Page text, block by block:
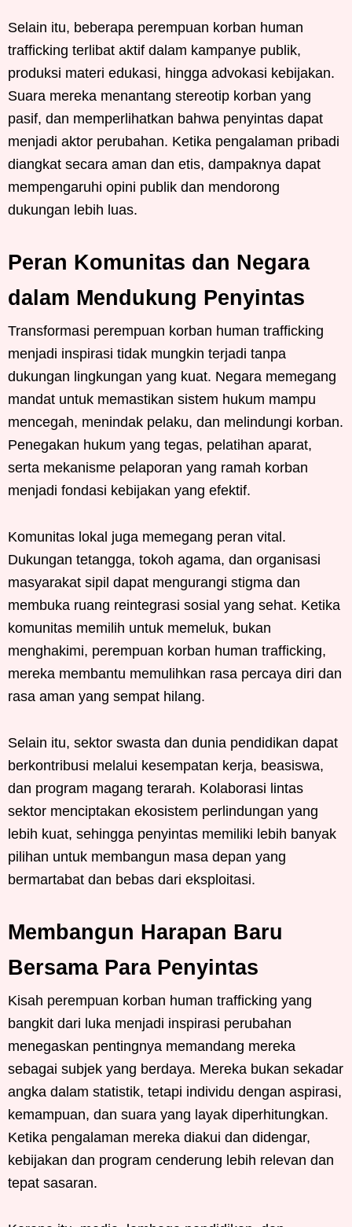
Selain itu, beberapa perempuan korban human
trafficking terlibat aktif dalam kampanye publik,
produksi materi edukasi, hingga advokasi kebijakan.
Suara mereka menantang stereotip korban yang
pasif, dan memperlihatkan bahwa penyintas dapat
menjadi aktor perubahan. Ketika pengalaman pribadi
diangkat secara aman dan etis, dampaknya dapat
mempengaruhi opini publik dan mendorong
dukungan lebih luas.
Peran Komunitas dan Negara
dalam Mendukung Penyintas
Transformasi perempuan korban human trafficking
menjadi inspirasi tidak mungkin terjadi tanpa
dukungan lingkungan yang kuat. Negara memegang
mandat untuk memastikan sistem hukum mampu
mencegah, menindak pelaku, dan melindungi korban.
Penegakan hukum yang tegas, pelatihan aparat,
serta mekanisme pelaporan yang ramah korban
menjadi fondasi kebijakan yang efektif.
Komunitas lokal juga memegang peran vital.
Dukungan tetangga, tokoh agama, dan organisasi
masyarakat sipil dapat mengurangi stigma dan
membuka ruang reintegrasi sosial yang sehat. Ketika
komunitas memilih untuk memeluk, bukan
menghakimi, perempuan korban human trafficking,
mereka membantu memulihkan rasa percaya diri dan
rasa aman yang sempat hilang.
Selain itu, sektor swasta dan dunia pendidikan dapat
berkontribusi melalui kesempatan kerja, beasiswa,
dan program magang terarah. Kolaborasi lintas
sektor menciptakan ekosistem perlindungan yang
lebih kuat, sehingga penyintas memiliki lebih banyak
pilihan untuk membangun masa depan yang
bermartabat dan bebas dari eksploitasi.
Membangun Harapan Baru
Bersama Para Penyintas
Kisah perempuan korban human trafficking yang
bangkit dari luka menjadi inspirasi perubahan
menegaskan pentingnya memandang mereka
sebagai subjek yang berdaya. Mereka bukan sekadar
angka dalam statistik, tetapi individu dengan aspirasi,
kemampuan, dan suara yang layak diperhitungkan.
Ketika pengalaman mereka diakui dan didengar,
kebijakan dan program cenderung lebih relevan dan
tepat sasaran.